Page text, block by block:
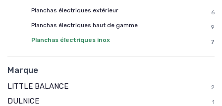
Planchas électriques extérieur
6
Planchas électriques haut de gamme
9
Planchas électriques inox
7
Marque
LITTLE BALANCE 2
DULNICE 1